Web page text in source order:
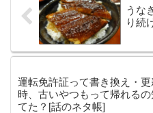
うな
り続
運転免許証って書き換え・
時、古いやつもって帰れるの
てた？[話のネタ帳]